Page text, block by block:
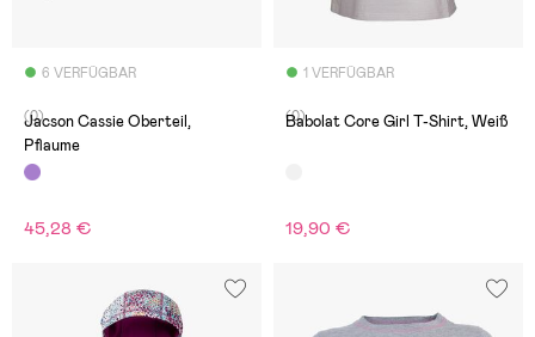
6 VERFÜGBAR
(0)
Jacson Cassie Oberteil,
Pflaume
45,28 €
1 VERFÜGBAR
(0)
Babolat Core Girl T-Shirt, Weiß
19,90 €